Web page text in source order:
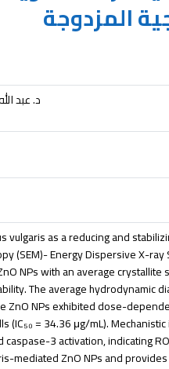
المزدوجة
د. عبد
vulgaris as a reducing and
(SEM)- Energy Dispersive X-
NPs with an average crystallite
The average hydrodynamic
ZnO NPs exhibited dose-
= 34.36 μg/mL).
3 activation, indicating
mediated ZnO NPs and